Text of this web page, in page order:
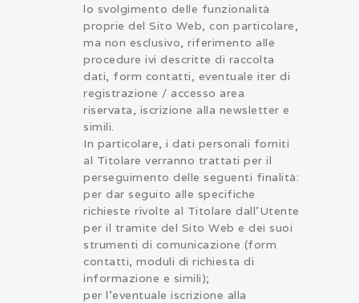
lo svolgimento delle funzionalità
proprie del Sito Web, con particolare,
ma non esclusivo, riferimento alle
procedure ivi descritte di raccolta
dati, form contatti, eventuale iter di
registrazione / accesso area
riservata, iscrizione alla newsletter e
simili.
In particolare, i dati personali forniti
al Titolare verranno trattati per il
perseguimento delle seguenti finalità:
per dar seguito alle specifiche
richieste rivolte al Titolare dall’Utente
per il tramite del Sito Web e dei suoi
strumenti di comunicazione (form
contatti, moduli di richiesta di
informazione e simili);
per l’eventuale iscrizione alla